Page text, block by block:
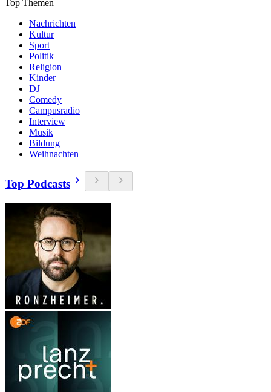
Top Themen
Nachrichten
Kultur
Sport
Politik
Religion
Kinder
DJ
Comedy
Campusradio
Interview
Musik
Bildung
Weihnachten
Top Podcasts